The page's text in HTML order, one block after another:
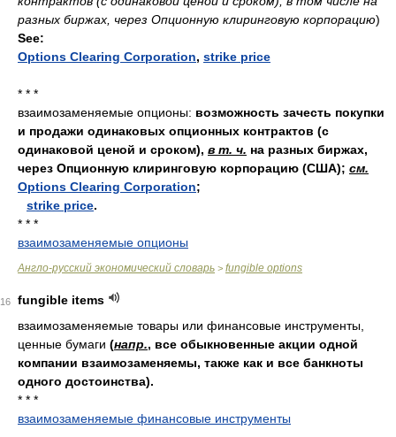
разных биржах, через Опционную клиринговую корпорацию)
See:
Options Clearing Corporation, strike price
* * *
взаимозаменяемые опционы: возможность зачесть покупки
и продажи одинаковых опционных контрактов (с
одинаковой ценой и сроком), в т. ч. на разных биржах,
через Опционную клиринговую корпорацию (США); см.
Options Clearing Corporation;
strike price.
* * *
взаимозаменяемые опционы
Англо-русский экономический словарь > fungible options
16
fungible items
взаимозаменяемые товары или финансовые инструменты,
ценные бумаги (напр., все обыкновенные акции одной
компании взаимозаменяемы, также как и все банкноты
одного достоинства).
* * *
взаимозаменяемые финансовые инструменты